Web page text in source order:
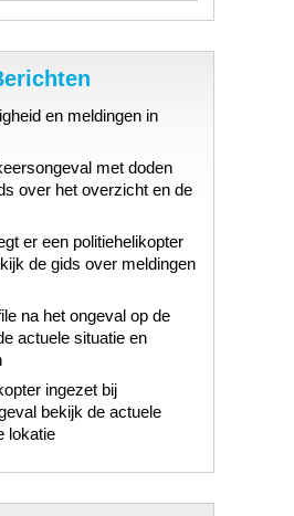
en meldingen in
met doden
over het overzicht en de
er een politiehelikopter
de gids over meldingen
na het ongeval op de
actuele situatie en
ingezet bij
bekijk de actuele
lokatie